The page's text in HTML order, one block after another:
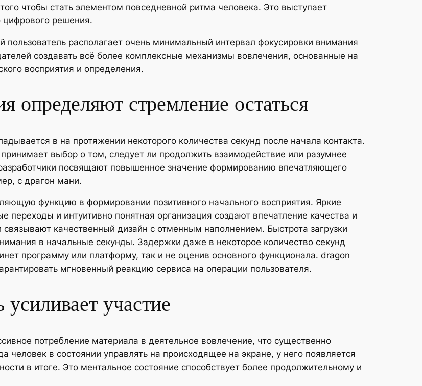
чтобы стать элементом повседневной ритма человека. Это выступает
цифрового решения.
располагает очень минимальный интервал фокусировки внимания
создавать всё более комплексные механизмы вовлечения, основанные на
восприятия и определения.
определяют стремление остаться
в на протяжении некоторого количества секунд после начала контакта.
выбор о том, следует ли продолжить взаимодействие или разумнее
посвящают повышенное значение формированию впечатляющего
с драгон мани.
функцию в формировании позитивного начального восприятия. Яркие
переходы и интуитивно понятная организация создают впечатление качества и
качественный дизайн с отменным наполнением. Быстрота загрузки
в начальные секунды. Задержки даже в некоторое количество секунд
программу или платформу, так и не оценив основного функционала. dragon
мгновенный реакцию сервиса на операции пользователя.
участие
потребление материала в деятельное вовлечение, что существенно
человек в состоянии управлять на происходящее на экране, у него появляется
в итоге. Это ментальное состояние способствует более продолжительному и